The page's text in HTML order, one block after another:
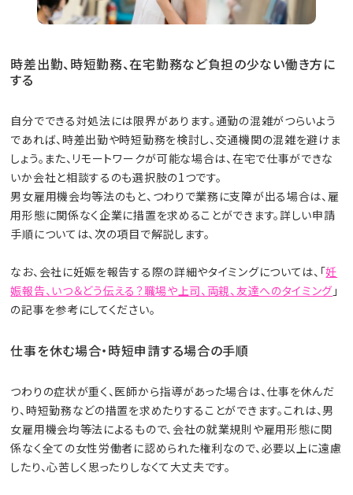
時差出勤、時短勤務、在宅勤務など負担の少ない働き方に
する
自分でできる対処法には限界があります。通勤の混雑がつらいよう
であれば、時差出勤や時短勤務を検討し、交通機関の混雑を避けま
しょう。また、リモートワークが可能な場合は、在宅で仕事ができな
いか会社と相談するのも選択肢の1つです。
男女雇用機会均等法のもと、つわりで業務に支障が出る場合は、雇
用形態に関係なく企業に措置を求めることができます。詳しい申請
手順については、次の項目で解説します。
なお、会社に妊娠を報告する際の詳細やタイミングについては、「妊
娠報告、いつ＆どう伝える？職場や上司、両親、友達へのタイミング 」
の記事を参考にしてください。
仕事を休む場合・時短申請する場合の手順
つわりの症状が重く、医師から指導があった場合は、仕事を休んだ
り、時短勤務などの措置を求めたりすることができます。これは、男
女雇用機会均等法によるもので、会社の就業規則や雇用形態に関
係なく全ての女性労働者に認められた権利なので、必要以上に遠慮
したり、心苦しく思ったりしなくて大丈夫です。